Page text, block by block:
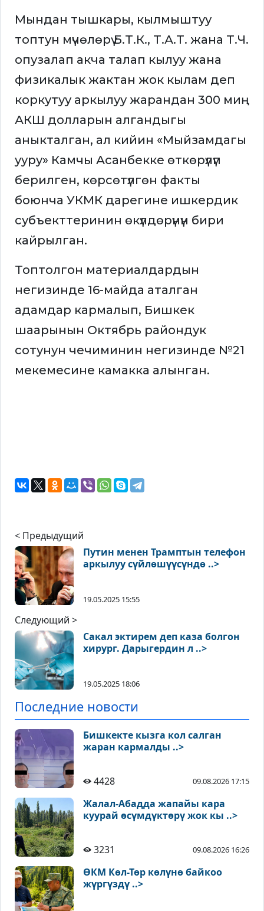
Мындан тышкары, кылмыштуу
топтун мүчөлөрү Б.Т.К., Т.А.Т. жана Т.Ч.
опузалап акча талап кылуу жана
физикалык жактан жок кылам деп
коркутуу аркылуу жарандан 300 миң
АКШ долларын алгандыгы
аныкталган, ал кийин «Мыйзамдагы
ууру» Камчы Асанбекке өткөрүлүп
берилген, көрсөтүлгөн факты
боюнча УКМК дарегине ишкердик
субъекттеринин өкүлдөрүнүн бири
кайрылган.
Топтолгон материалдардын
негизинде 16-майда аталган
адамдар кармалып, Бишкек
шаарынын Октябрь райондук
сотунун чечиминин негизинде №21
мекемесине камакка алынган.
< Предыдущий
Путин менен Трамптын телефон
аркылуу сүйлөшүүсүндө ..>
19.05.2025 15:55
Следующий >
Сакал эктирем деп каза болгон
хирург. Дарыгердин л ..>
19.05.2025 18:06
Последние новости
Бишкекте кызга кол салган
жаран кармалды ..>
4428 09.08.2026 17:15
Жалал-Абадда жапайы кара
куурай өсүмдүктөрү жок кы ..>
3231 09.08.2026 16:26
ӨКМ Көл-Төр көлүнө байкоо
жүргүздү ..>